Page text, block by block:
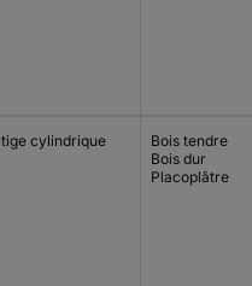
tige cylindrique
Bois tendre
Bois dur
Placoplâtre